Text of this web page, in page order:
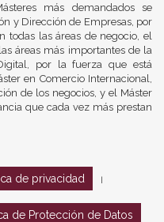
más demandados se
y Dirección de Empresas, por
todas las áreas de negocio, el
áreas más importantes de la
por la fuerza que está
en Comercio Internacional,
de los negocios, y el Máster
que cada vez más prestan
de privacidad
de Protección de Datos